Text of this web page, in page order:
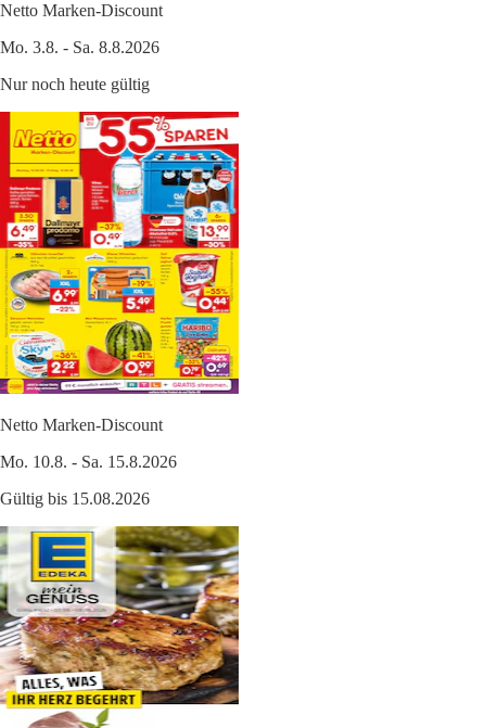
Netto Marken-Discount
Mo. 3.8. - Sa. 8.8.2026
Nur noch heute gültig
Netto Marken-Discount
Mo. 10.8. - Sa. 15.8.2026
Gültig bis 15.08.2026